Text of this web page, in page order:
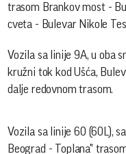
trasom Brankov most -
cveta - Bulevar Nikole
Vozila sa linije 9A, u oba
kružni tok kod Ušća,
dalje redovnom trasom.
Vozila sa linije 60 (60L),
Beograd - Toplana"